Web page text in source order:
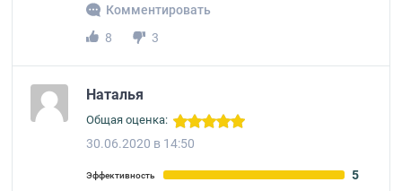
Комментировать
8
3
Наталья
Общая оценка:
30.06.2020 в 14:50
Эффективность 5